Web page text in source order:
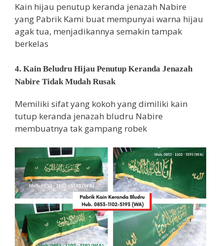
Kain hijau penutup keranda jenazah Nabire
yang Pabrik Kami buat mempunyai warna hijau
agak tua, menjadikannya semakin tampak
berkelas
4. Kain Beludru Hijau Penutup Keranda Jenazah
Nabire Tidak Mudah Rusak
Memiliki sifat yang kokoh yang dimiliki kain
tutup keranda jenazah bludru Nabire
membuatnya tak gampang robek